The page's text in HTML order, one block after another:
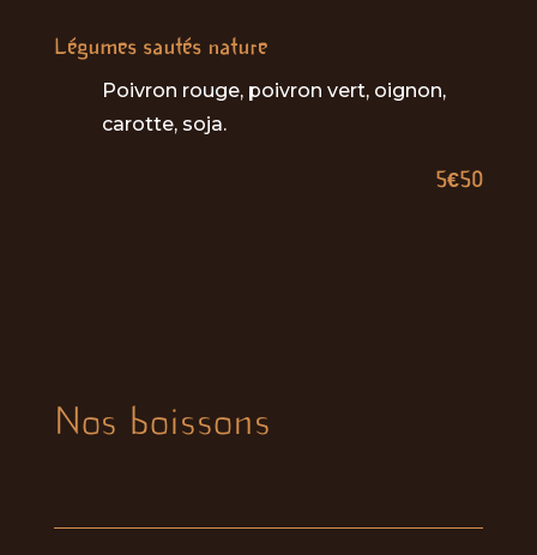
Légumes sautés nature
Poivron rouge, poivron vert, oignon,
carotte, soja.
5€50
Nos boissons